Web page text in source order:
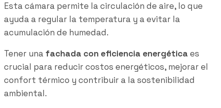
Esta cámara permite la circulación de aire, lo que
ayuda a regular la temperatura y a evitar la
acumulación de humedad.
Tener una fachada con eficiencia energética es
crucial para reducir costos energéticos, mejorar el
confort térmico y contribuir a la sostenibilidad
ambiental.